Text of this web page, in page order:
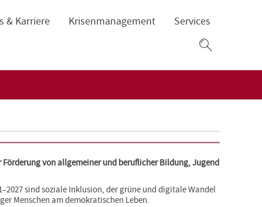
& Karriere Krisenmanagement
Services
Suchfeld
Förderung von allgemeiner und beruflicher Bildung, Jugend
sind soziale Inklusion, der grüne und digitale Wandel
Menschen am demokratischen Leben.